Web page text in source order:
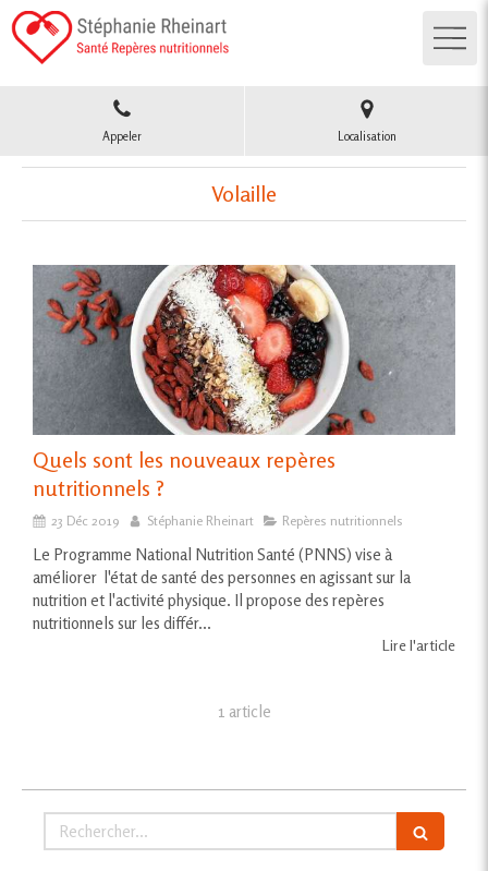
Appeler Localisation
Volaille
Quels sont les nouveaux repères
nutritionnels ?
23 Déc 2019 Stéphanie Rheinart Repères nutritionnels
Le Programme National Nutrition Santé (PNNS) vise à
améliorer l'état de santé des personnes en agissant sur la
nutrition et l'activité physique. Il propose des repères
nutritionnels sur les différ...
Lire l'article
1 article
Rechercher